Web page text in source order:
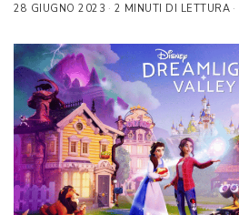
28 GIUGNO 2023 2 MINUTI DI LETTURA